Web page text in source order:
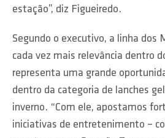
estação”, diz Figueiredo.
Segundo o executivo, a linha dos
cada vez mais relevância dentro
representa uma grande
dentro da categoria de lanches
inverno. “Com ele, apostamos
iniciativas de entretenimento –